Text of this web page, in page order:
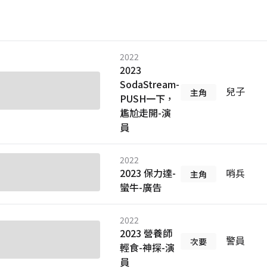
2022
2023
SodaStream-
PUSH一下，
尷尬走開-演
員
主角 兒子
2022
2023 保力達-
蠻牛-廣告
主角 哨兵
2022
2023 營養師
輕食-神探-演
員
次要 警員